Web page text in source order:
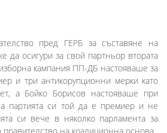
пред ГЕРБ за съставяне на
да осигури за свой партньор втората
кампания ПП-ДБ настояваше за
и три антикорупционни мерки като
а Бойко Борисов настояваше при
партията си той да е премиер и не
си вече в няколко парламента за